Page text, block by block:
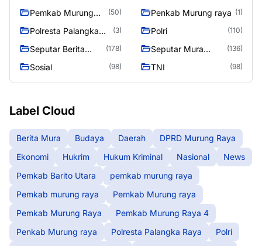
Pemkab Murung
(50) Penkab Murung raya (1)
Polresta Palangka
(3) Polri (110)
Seputar Berita
(178)
Seputar Mura
(136)
Sosial (98) TNI (98)
Label Cloud
Berita Mura Budaya Daerah
DPRD Murung Raya
Ekonomi
Hukrim Hukum Kriminal Nasional
News
Pemkab Barito Utara
pemkab murung raya
Pemkab murung raya
Pemkab Murung raya
Pemkab Murung Raya
Pemkab Murung Raya 4
Penkab Murung raya
Polresta Palangka Raya
Polri